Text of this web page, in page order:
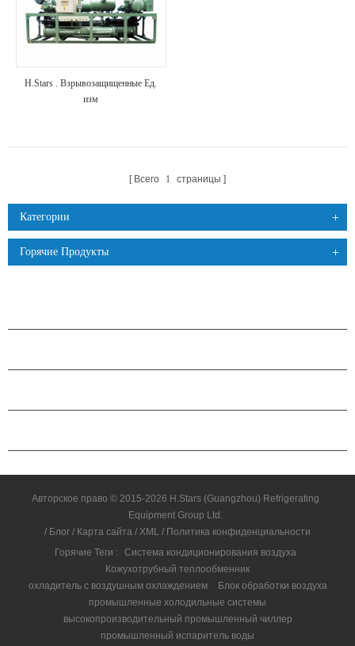
H.Stars . Взрывозащищенные Ед.
изм
Всего 1 страницы
Категории
Горячие Продукты
Авторское право © 2015-2026 H.Stars (Guangzhou) Refrigerating
Equipment Group Ltd.
/ Блог / Карта сайта / XML / Политика конфиденциальности
Горячие Теги :
Система кондиционирования воздуха
Кожухотрубный теплообменник
охладитель с воздушным охлаждением
Блок обработки воздуха
промышленные холодильные системы
высокопроизводительный промышленный чиллер
промышленный испаритель воды